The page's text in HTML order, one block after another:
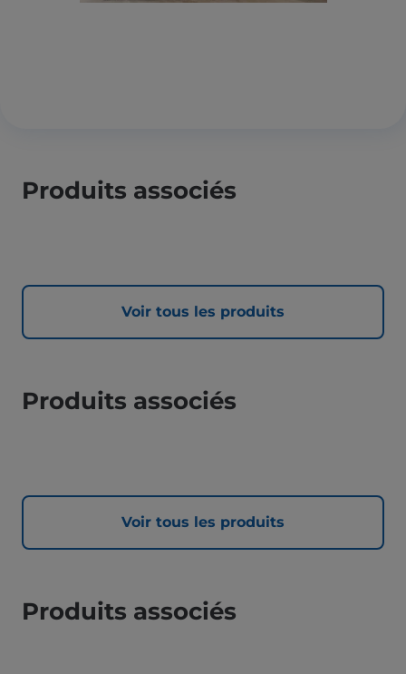
Produits associés
Voir tous les produits
Produits associés
Voir tous les produits
Produits associés